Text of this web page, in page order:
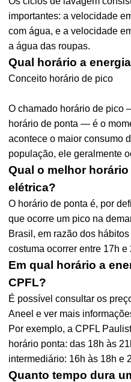
importantes: a velocidade
com água, e a velocidade
a água das roupas.
Qual horário a
Conceito horário de pico
O chamado horário de pico
horário de ponta — é o
acontece o maior consumo
população, ele geralmente
Qual o melhor
elétrica?
O horário de ponta é, por
que ocorre um pico na
Brasil, em razão dos
costuma ocorrer entre 17h e
Em qual horário a
CPFL?
É possível consultar os
Aneel e ver mais
Por exemplo, a CPFL
horário ponta: das 18h às
intermediário: 16h às 18h e
Quanto tempo dura